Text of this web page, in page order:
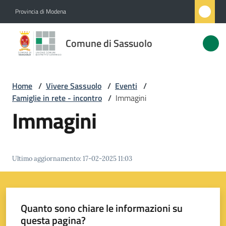
Provincia di Modena
Comune di Sassuolo
Comune
di
Servizi
Vivere
Sassuolo
Menu selezionato
Home / Vivere Sassuolo / Eventi /
Famiglie in rete - incontro / Immagini
Immagini
Ultimo aggiornamento:17-02-2025 11:03
Quanto sono chiare le informazioni su
questa pagina?